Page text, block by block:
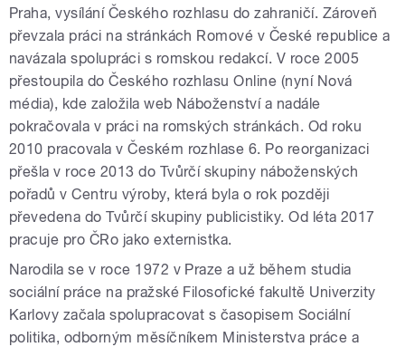
Praha, vysílání Českého rozhlasu do zahraničí. Zároveň
převzala práci na stránkách Romové v České republice a
navázala spolupráci s romskou redakcí. V roce 2005
přestoupila do Českého rozhlasu Online (nyní Nová
média), kde založila web Náboženství a nadále
pokračovala v práci na romských stránkách. Od roku
2010 pracovala v Českém rozhlase 6. Po reorganizaci
přešla v roce 2013 do Tvůrčí skupiny náboženských
pořadů v Centru výroby, která byla o rok později
převedena do Tvůrčí skupiny publicistiky. Od léta 2017
pracuje pro ČRo jako externistka.
Narodila se v roce 1972 v Praze a už během studia
sociální práce na pražské Filosofické fakultě Univerzity
Karlovy začala spolupracovat s časopisem Sociální
politika, odborným měsíčníkem Ministerstva práce a